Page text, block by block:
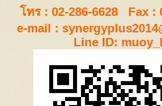
โทร : 02-286-6628 Fax :
e-mail :
Line ID: